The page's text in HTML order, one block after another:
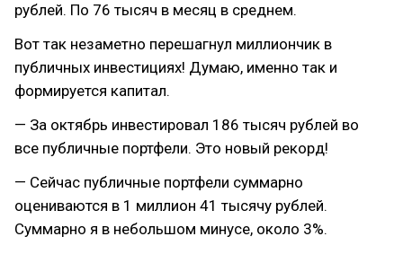
рублей. По 76 тысяч в месяц в среднем.
Вот так незаметно перешагнул миллиончик в
публичных инвестициях! Думаю, именно так и
формируется капитал.
— За октябрь инвестировал 186 тысяч рублей во
все публичные портфели. Это новый рекорд!
— Сейчас публичные портфели суммарно
оцениваются в 1 миллион 41 тысячу рублей.
Суммарно я в небольшом минусе, около 3%.